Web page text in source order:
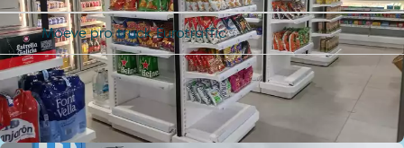
Moeve pro truck Eurotraffic
Localização
Os Postos de Abastecimento e lojas
mais perto de si.